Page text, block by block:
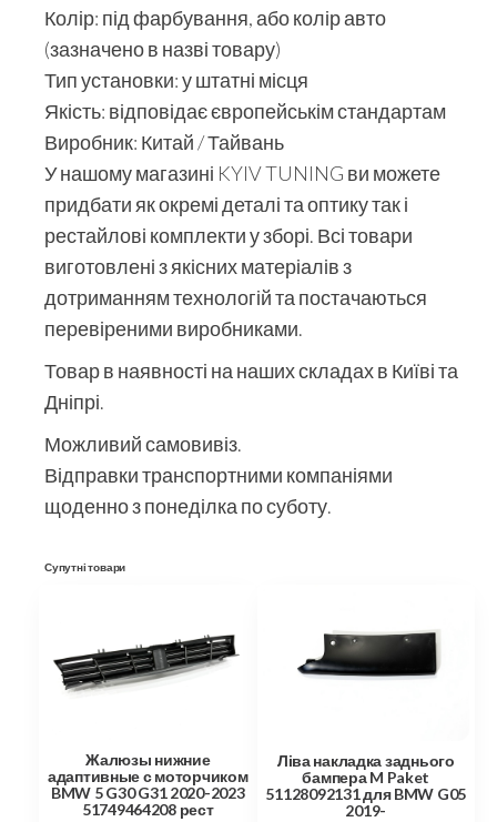
Колір: під фарбування, або колір авто
(зазначено в назві товару)
Тип установки: у штатні місця
Якість: відповідає європейськім стандартам
Виробник: Китай / Тайвань
У нашому магазині KYIV TUNING ви можете
придбати як окремі деталі та оптику так і
рестайлові комплекти у зборі. Всі товари
виготовлені з якісних матеріалів з
дотриманням технологій та постачаються
перевіреними виробниками.
Товар в наявності на наших складах в Київі та
Дніпрі.
Можливий самовивіз.
Відправки транспортними компаніями
щоденно з понеділка по суботу.
Супутні товари
Жалюзы нижние
адаптивные с моторчиком
BMW 5 G30 G31 2020-2023
51749464208 рест
Ліва накладка заднього
бампера M Paket
51128092131 для BMW G05
2019-